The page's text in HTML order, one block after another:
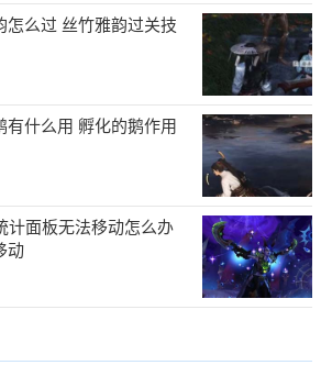
怎么过 丝竹雅韵过关技
有什么用 孵化的鹅作用
计面板无法移动怎么办
动